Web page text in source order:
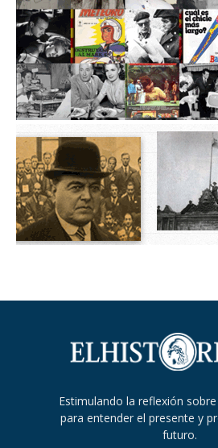
Estimulando la reflexión
para entender el presente y
futuro.